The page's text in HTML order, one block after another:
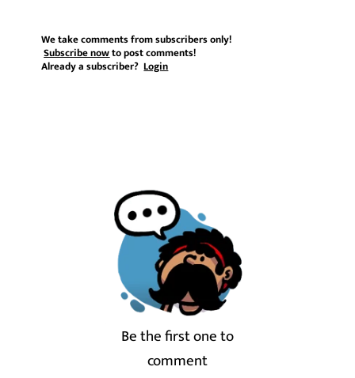
We take comments from subscribers only!
Subscribe nowto post comments!
Already a subscriber?Login
Be the first one to
comment